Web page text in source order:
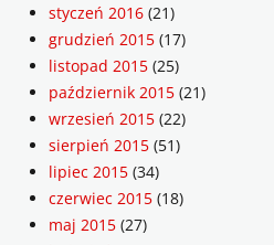
styczeń 2016 (21)
grudzień 2015 (17)
listopad 2015 (25)
październik 2015 (21)
wrzesień 2015 (22)
sierpień 2015 (51)
lipiec 2015 (34)
czerwiec 2015 (18)
maj 2015 (27)